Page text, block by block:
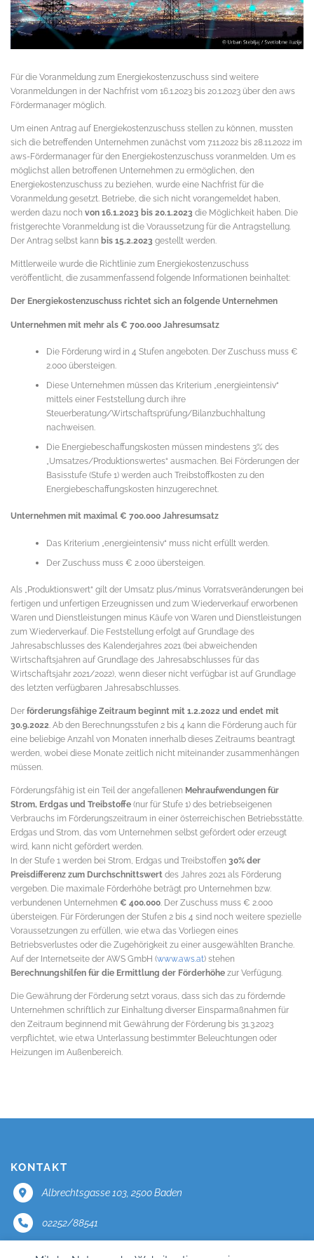
Für die Voranmeldung zum Energiekostenzuschuss sind weitere
Voranmeldungen in der Nachfrist vom 16.1.2023 bis 20.1.2023 über den aws
Fördermanager möglich.
Um einen Antrag auf Energiekostenzuschuss stellen zu können, mussten
sich die betreffenden Unternehmen zunächst vom 7.11.2022 bis 28.11.2022 im
aws-Fördermanager für den Energiekostenzuschuss voranmelden. Um es
möglichst allen betroffenen Unternehmen zu ermöglichen, den
Energiekostenzuschuss zu beziehen, wurde eine Nachfrist für die
Voranmeldung gesetzt. Betriebe, die sich nicht vorangemeldet haben,
werden dazu noch von 16.1.2023 bis 20.1.2023 die Möglichkeit haben. Die
fristgerechte Voranmeldung ist die Voraussetzung für die Antragstellung.
Der Antrag selbst kann bis 15.2.2023 gestellt werden.
Mittlerweile wurde die Richtlinie zum Energiekostenzuschuss
veröffentlicht, die zusammenfassend folgende Informationen beinhaltet:
Der Energiekostenzuschuss richtet sich an folgende Unternehmen
Unternehmen mit mehr als € 700.000 Jahresumsatz
Die Förderung wird in 4 Stufen angeboten. Der Zuschuss muss €
2.000 übersteigen.
Diese Unternehmen müssen das Kriterium „energieintensiv“
mittels einer Feststellung durch ihre
Steuerberatung/Wirtschaftsprüfung/Bilanzbuchhaltung
nachweisen.
Die Energiebeschaffungskosten müssen mindestens 3% des
„Umsatzes/Produktionswertes“ ausmachen. Bei Förderungen der
Basisstufe (Stufe 1) werden auch Treibstoffkosten zu den
Energiebeschaffungskosten hinzugerechnet.
Unternehmen mit maximal € 700.000 Jahresumsatz
Das Kriterium „energieintensiv“ muss nicht erfüllt werden.
Der Zuschuss muss € 2.000 übersteigen.
Als „Produktionswert“ gilt der Umsatz plus/minus Vorratsveränderungen bei
fertigen und unfertigen Erzeugnissen und zum Wiederverkauf erworbenen
Waren und Dienstleistungen minus Käufe von Waren und Dienstleistungen
zum Wiederverkauf. Die Feststellung erfolgt auf Grundlage des
Jahresabschlusses des Kalenderjahres 2021 (bei abweichenden
Wirtschaftsjahren auf Grundlage des Jahresabschlusses für das
Wirtschaftsjahr 2021/2022), wenn dieser nicht verfügbar ist auf Grundlage
des letzten verfügbaren Jahresabschlusses.
Der förderungsfähige Zeitraum beginnt mit 1.2.2022 und endet mit
30.9.2022. Ab den Berechnungsstufen 2 bis 4 kann die Förderung auch für
eine beliebige Anzahl von Monaten innerhalb dieses Zeitraums beantragt
werden, wobei diese Monate zeitlich nicht miteinander zusammenhängen
müssen.
Förderungsfähig ist ein Teil der angefallenen Mehraufwendungen für
Strom, Erdgas und Treibstoffe (nur für Stufe 1) des betriebseigenen
Verbrauchs im Förderungszeitraum in einer österreichischen Betriebsstätte.
Erdgas und Strom, das vom Unternehmen selbst gefördert oder erzeugt
wird, kann nicht gefördert werden.
In der Stufe 1 werden bei Strom, Erdgas und Treibstoffen 30% der
Preisdifferenz zum Durchschnittswert des Jahres 2021 als Förderung
vergeben. Die maximale Förderhöhe beträgt pro Unternehmen bzw.
verbundenen Unternehmen € 400.000. Der Zuschuss muss € 2.000
übersteigen. Für Förderungen der Stufen 2 bis 4 sind noch weitere spezielle
Voraussetzungen zu erfüllen, wie etwa das Vorliegen eines
Betriebsverlustes oder die Zugehörigkeit zu einer ausgewählten Branche.
Auf der Internetseite der AWS GmbH (www.aws.at) stehen
Berechnungshilfen für die Ermittlung der Förderhöhe zur Verfügung.
Die Gewährung der Förderung setzt voraus, dass sich das zu fördernde
Unternehmen schriftlich zur Einhaltung diverser Einsparmaßnahmen für
den Zeitraum beginnend mit Gewährung der Förderung bis 31.3.2023
verpflichtet, wie etwa Unterlassung bestimmter Beleuchtungen oder
Heizungen im Außenbereich.
KONTAKT
Albrechtsgasse 103, 2500 Baden
02252/88541
office@mercator.at